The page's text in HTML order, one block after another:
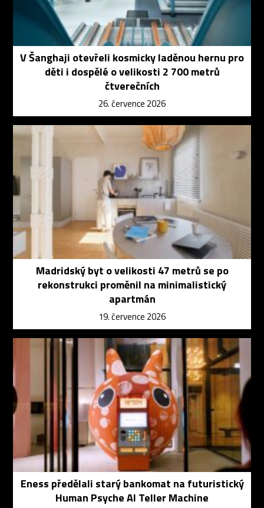
V Šanghaji otevřeli kosmicky laděnou hernu pro
děti i dospělé o velikosti 2 700 metrů
čtverečních
26. července 2026
Madridský byt o velikosti 47 metrů se po
rekonstrukci proměnil na minimalistický
apartmán
19. července 2026
Eness předělali starý bankomat na futuristický
Human Psyche AI Teller Machine